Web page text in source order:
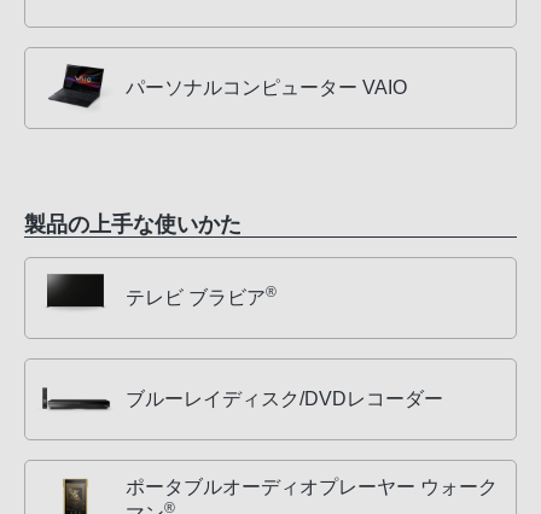
パーソナルコンピューター VAIO
製品の上手な使いかた
テレビ ブラビア®
ブルーレイディスク/DVDレコーダー
ポータブルオーディオプレーヤー ウォーク
®